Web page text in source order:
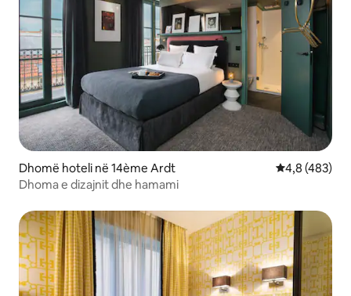
Dhomë hoteli në 14ème Ardt Vlerësimi
4,8 (483)
Dhoma e dizajnit dhe hamami